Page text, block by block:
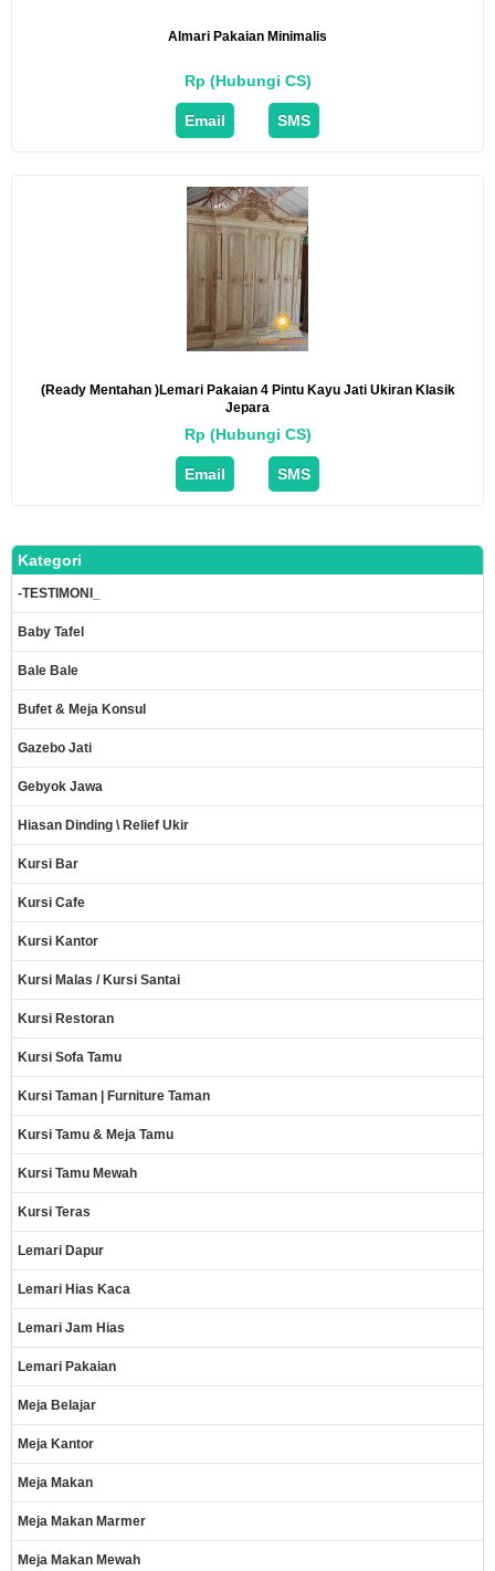
Almari Pakaian Minimalis
Rp (Hubungi CS)
Email SMS
(ready Mentahan )lemari Pakaian 4 Pintu Kayu Jati Ukiran Klasik
Jepara
Rp (Hubungi CS)
Email SMS
Kategori
-TESTIMONI_
Baby Tafel
Bale Bale
Bufet & Meja Konsul
Gazebo Jati
Gebyok Jawa
Hiasan Dinding \ Relief Ukir
Kursi Bar
Kursi Cafe
Kursi Kantor
Kursi Malas / Kursi Santai
Kursi Restoran
Kursi Sofa Tamu
Kursi Taman | Furniture Taman
Kursi Tamu & Meja Tamu
Kursi Tamu Mewah
Kursi Teras
Lemari Dapur
Lemari Hias Kaca
Lemari Jam Hias
Lemari Pakaian
Meja Belajar
Meja Kantor
Meja Makan
Meja Makan Marmer
Meja Makan Mewah